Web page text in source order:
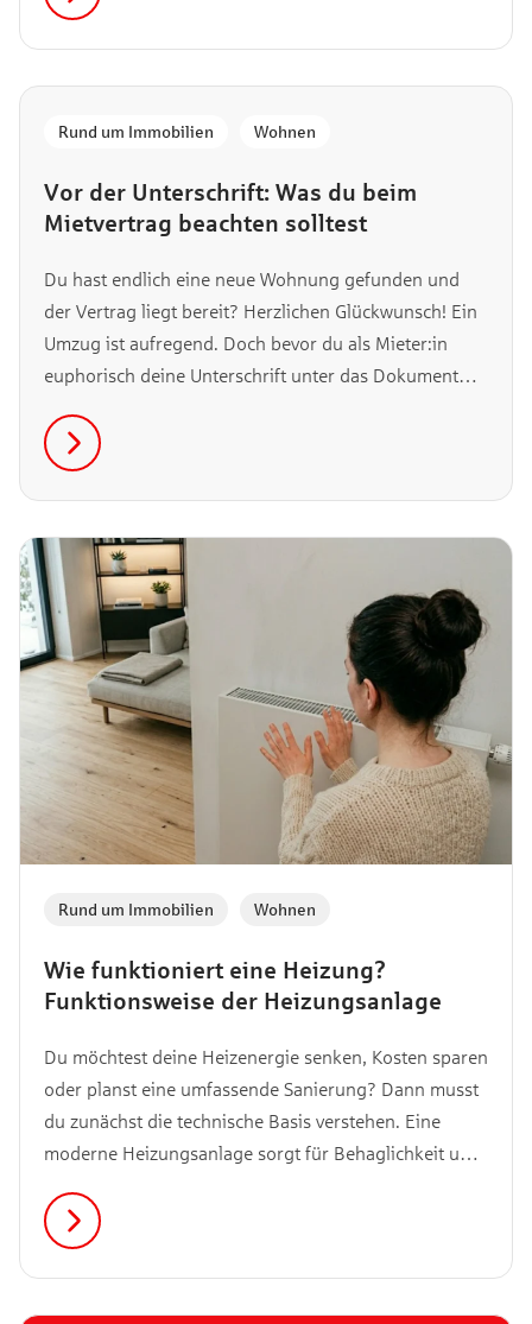
stehen. Lies jetzt weiter …
Vor der Unterschrift: Was du beim
Mietvertrag beachten solltest
Rund um Immobilien Wohnen
Du hast endlich eine neue Wohnung gefunden und
der Vertrag liegt bereit? Herzlichen Glückwunsch! Ein
Umzug ist aufregend. Doch bevor du als Mieter:in
euphorisch deine Unterschrift unter das Dokument
Kleingedruckte zu werfen. Wir zeigen dir detailliert,
worauf du beim Mietvertrag wirklich achten musst und
welche Fallen du umgehen solltest.
Wie funktioniert eine Heizung?
Funktionsweise der Heizungsanlage
Rund um Immobilien Wohnen
Du möchtest deine Heizenergie senken, Kosten sparen
oder planst eine umfassende Sanierung? Dann musst
du zunächst die technische Basis verstehen. Eine
moderne Heizungsanlage sorgt für Behaglichkeit und
Energieträger bis in dein Wohnzimmer ist
vielschichtig. In diesem Artikel zeigen wir dir, wie die
Wärmeerzeugung und die Verteilung der Wärme in
der Praxis ineinandergreifen.